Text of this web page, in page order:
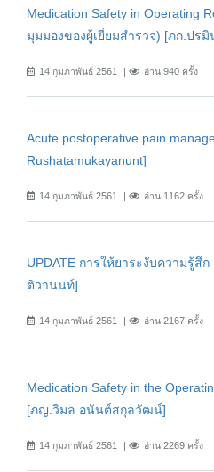
Medication Safety in Operating
มุมมองของผู้เยี่ยมสำรวจ) [ภก.ปร
14 กุมภาพันธ์ 2561 อ่าน 940 ครั้ง
Acute postoperative pain
Rushatamukayanunt]
14 กุมภาพันธ์ 2561 อ่าน 1162 ครั้ง
UPDATE การให้ยาระงับความรู้
ติวานนท์]
14 กุมภาพันธ์ 2561 อ่าน 2167 ครั้ง
Medication Safety in the
[ภญ.วิมล อนันต์สกุลวัฒน์]
14 กุมภาพันธ์ 2561 อ่าน 2269 ครั้ง